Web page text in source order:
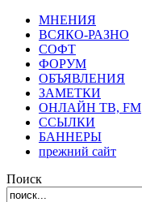
МНЕНИЯ
ВСЯКО-РАЗНО
СОФТ
ФОРУМ
ОБЪЯВЛЕНИЯ
ЗАМЕТКИ
ОНЛАЙН ТВ, FM
ССЫЛКИ
БАННЕРЫ
прежний сайт
Поиск